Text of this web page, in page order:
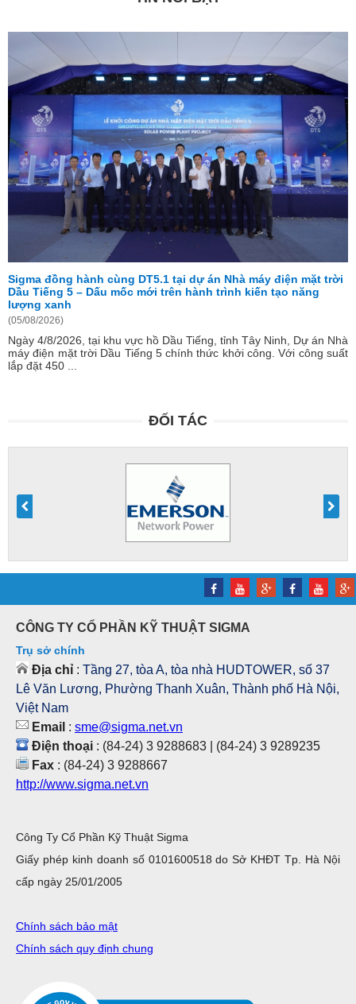
Sigma đồng hành cùng DT5.1 tại dự án Nhà máy điện mặt trời
Dầu Tiếng 5 – Dấu mốc mới trên hành trình kiến tạo năng
lượng xanh
(05/08/2026)
Ngày 4/8/2026, tại khu vực hồ Dầu Tiếng, tỉnh Tây Ninh, Dự án Nhà
máy điện mặt trời Dầu Tiếng 5 chính thức khởi công. Với công suất
lắp đặt 450 ...
ĐỐI TÁC
CÔNG TY CỔ PHẦN KỸ THUẬT SIGMA
Trụ sở chính
Địa chỉ : Tầng 27, tòa A, tòa nhà HUDTOWER, số 37
Lê Văn Lương, Phường Thanh Xuân, Thành phố Hà Nội,
Việt Nam
Email : sme@sigma.net.vn
Điện thoại : (84-24) 3 9288683 | (84-24) 3 9289235
Fax : (84-24) 3 9288667
http://www.sigma.net.vn
Công Ty Cổ Phần Kỹ Thuật Sigma
Giấy phép kinh doanh số 0101600518 do Sở KHĐT Tp. Hà Nội
cấp ngày 25/01/2005
Chính sách bảo mật
Chính sách quy định chung